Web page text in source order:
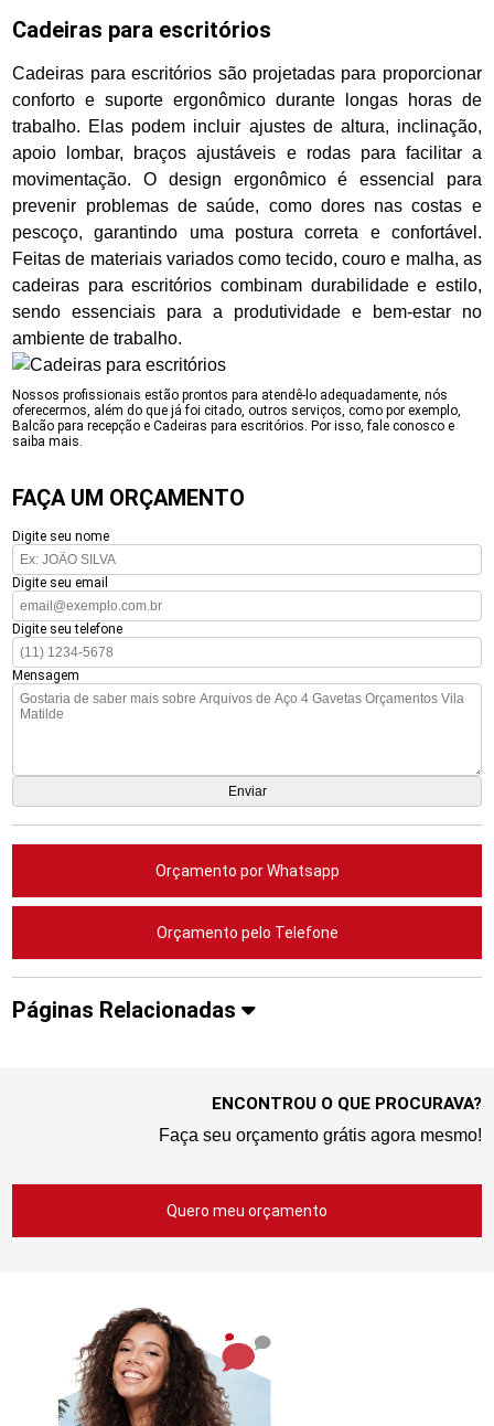
Cadeiras para escritórios
Cadeiras para escritórios são projetadas para proporcionar
conforto e suporte ergonômico durante longas horas de
trabalho. Elas podem incluir ajustes de altura, inclinação,
apoio lombar, braços ajustáveis e rodas para facilitar a
movimentação. O design ergonômico é essencial para
prevenir problemas de saúde, como dores nas costas e
pescoço, garantindo uma postura correta e confortável.
Feitas de materiais variados como tecido, couro e malha, as
cadeiras para escritórios combinam durabilidade e estilo,
sendo essenciais para a produtividade e bem-estar no
ambiente de trabalho.
Nossos profissionais estão prontos para atendê-lo adequadamente, nós
oferecermos, além do que já foi citado, outros serviços, como por exemplo,
Balcão para recepção e Cadeiras para escritórios. Por isso, fale conosco e
saiba mais.
FAÇA UM ORÇAMENTO
Digite seu nome
Digite seu email
Digite seu telefone
Mensagem
Orçamento por Whatsapp
Orçamento pelo Telefone
Páginas Relacionadas
ENCONTROU O QUE PROCURAVA?
Faça seu orçamento grátis agora mesmo!
Quero meu orçamento